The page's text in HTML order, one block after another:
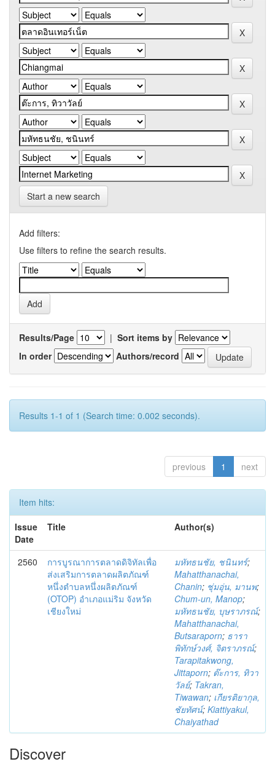
Start a new search
Add filters:
Use filters to refine the search results.
Results/Page | Sort items by
In order
Authors/record
Results 1-1 of 1 (Search time: 0.002 seconds).
previous 1 next
Item hits:
Issue
Date
Title Author(s)
2560
การบูรณาการตลาดดิจิทัลเพื่อ
ส่งเสริมการตลาดผลิตภัณฑ์
หนึ่งตำบลหนึ่งผลิตภัณฑ์
(OTOP) อำเภอแม่ริม จังหวัด
เชียงใหม่
มหัทธนชัย, ชนินทร์;
Mahatthanachai,
Chanin; ชุ่มอุ่น, มานพ;
Chum-un, Manop;
มหัทธนชัย, บุษราภรณ์;
Mahatthanachai,
Butsaraporn; ธารา
พิทักษ์วงศ์, จิตราภรณ์;
Tarapitakwong,
Jittaporn; ต๊ะการ, ทิวา
วัลย์; Takran,
Tiwawan; เกียรติยากุล,
ชัยทัศน์; Kiattiyakul,
Chaiyathad
Discover